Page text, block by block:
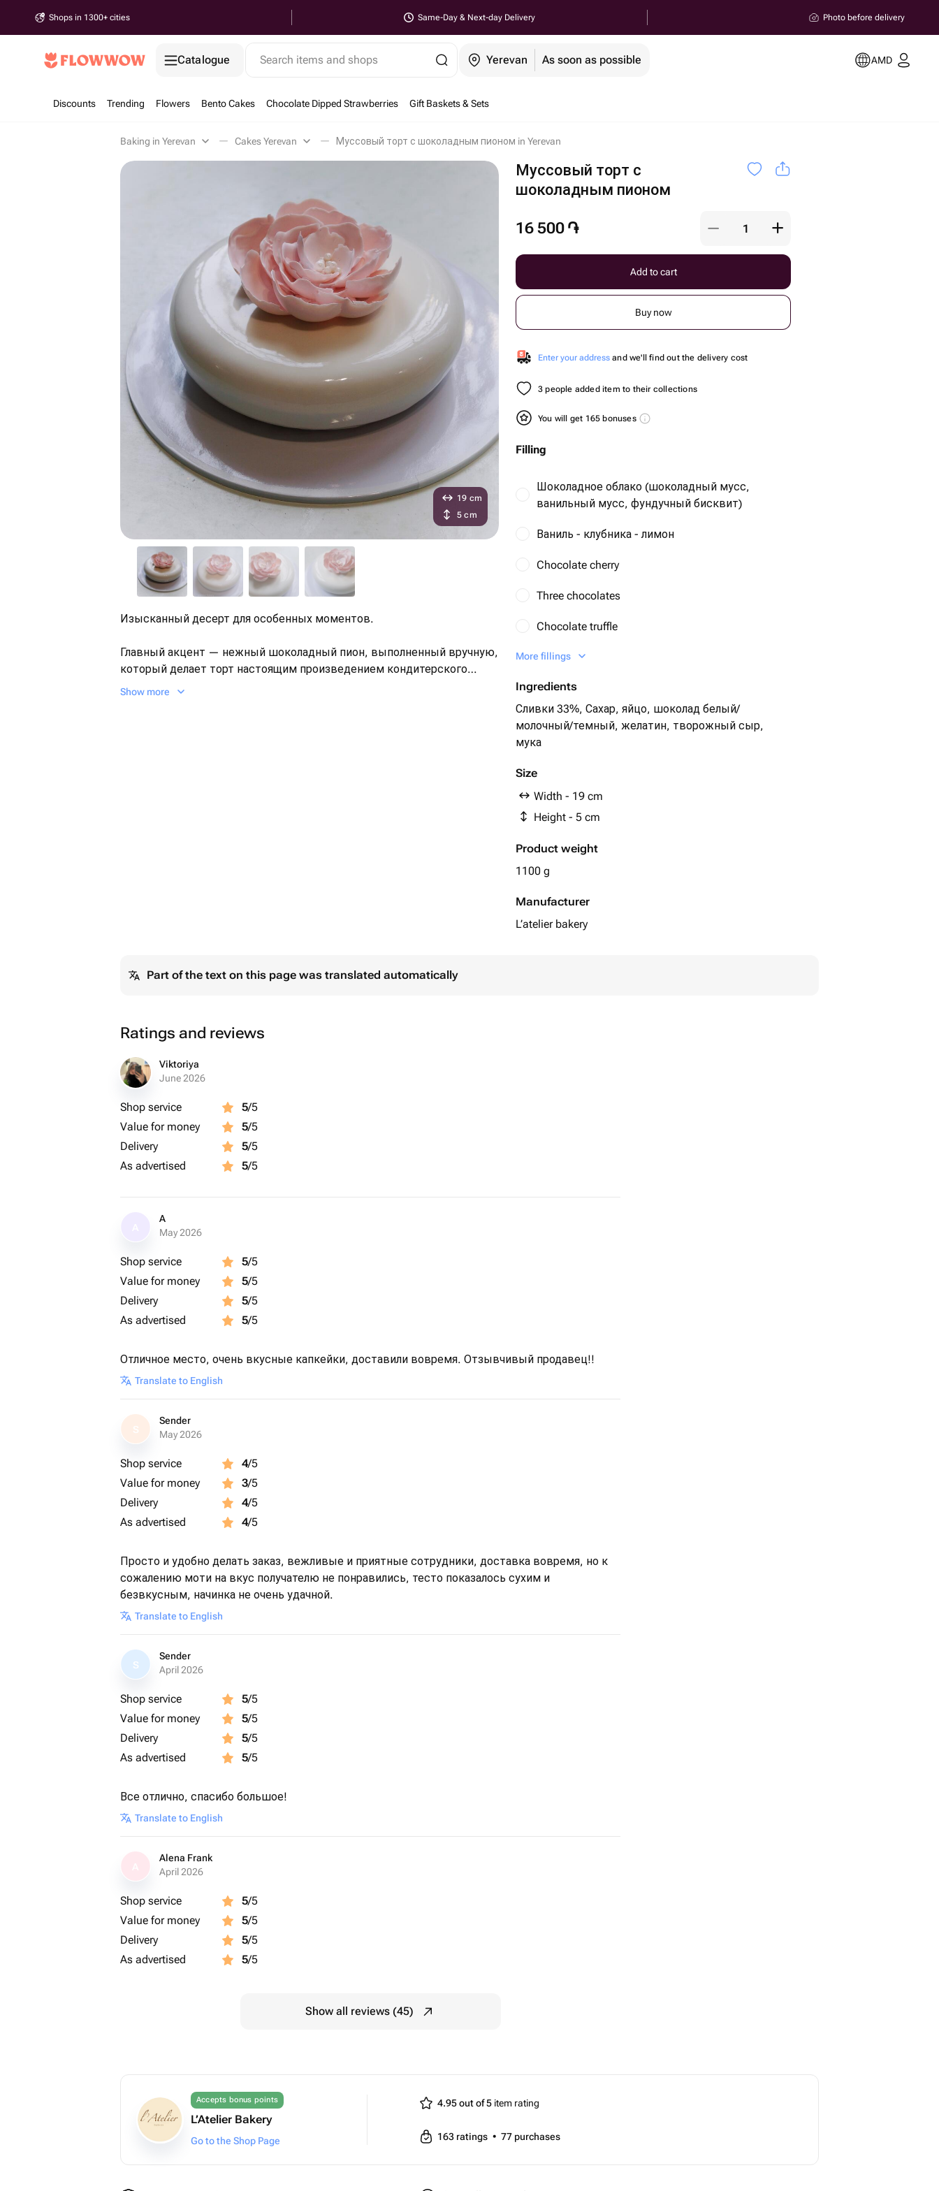
Shops in 1300+ cities Same-Day & Next-day Delivery Photo before delivery
Catalogue Search items and shops Yerevan As soon as possible AMD
Discounts Trending Flowers Bento Cakes Chocolate Dipped Strawberries Gift Baskets & Sets
Baking in Yerevan Cakes Yerevan Муссовый торт с шоколадным пионом in Yerevan
Муссовый торт с
шоколадным пионом
16 500 ֏
Add to cart
Buy now
Enter your address and we'll find out the delivery cost
3 people added item to their collections
You will get 165 bonuses
Filling
Шоколадное облако (шоколадный мусс,
ванильный мусс, фундучный бисквит)
Ваниль - клубника - лимон
Chocolate cherry
Three chocolates
Chocolate truffle
Pistachio - raspberry
More fillings
Ingredients
Сливки 33%, Сахар, яйцо, шоколад белый/
молочный/темный, желатин, творожный сыр,
мука
Size
Width - 19 cm
Height - 5 cm
Product weight
1100 g
Manufacturer
L’atelier bakery
19 cm
5 cm
Изысканный десерт для особенных моментов.
Главный акцент — нежный шоколадный пион, выполненный вручную,
который делает торт настоящим произведением кондитерского
искусства.
Show more
Part of the text on this page was translated automatically
Ratings and reviews
Viktoriya
June 2026
Shop service 5/5
Value for money
5/5
Delivery
5/5
As advertised
5/5
A
May 2026
Shop service 5/5
Value for money
5/5
Delivery
5/5
As advertised
5/5
Отличное место, очень вкусные капкейки, доставили вовремя. Отзывчивый продавец!!
Translate to English
S
Sender
May 2026
Shop service 4/5
Value for money
3/5
Delivery
4/5
As advertised
4/5
Просто и удобно делать заказ, вежливые и приятные сотрудники, доставка вовремя, но к
сожалению моти на вкус получателю не понравились, тесто показалось сухим и
безвкусным, начинка не очень удачной.
Translate to English
S
Sender
April 2026
Shop service 5/5
Value for money
5/5
Delivery
5/5
As advertised
5/5
Все отлично, спасибо большое!
Translate to English
Alena Frank
April 2026
Shop service 5/5
Value for money
5/5
Delivery
5/5
As advertised
5/5
Show all reviews (45)
Accepts bonus points
L’Atelier Bakery
Go to the Shop Page
4.95 out of 5 item rating
163 ratings • 77 purchases